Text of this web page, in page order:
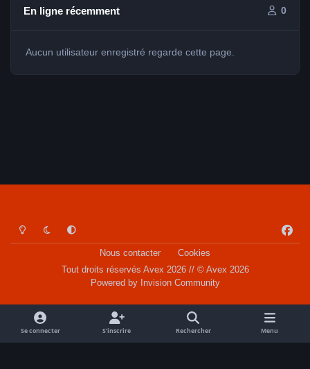
En ligne récemment 0
Aucun utilisateur enregistré regarde cette page.
Light ModeDark ModeSystem Preference
a
o
k
Nous contacter
Cookies
Tout droits réservés Avex 2026 // © Avex 2026
Powered by Invision Community
Se connecter S’inscrire Rechercher Menu